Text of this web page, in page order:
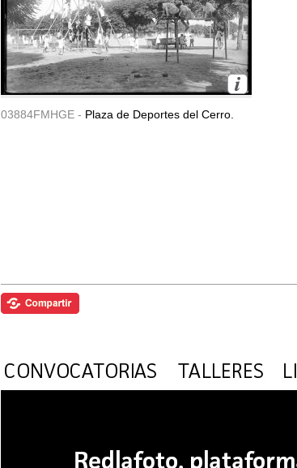
03884FMHGE - Plaza de Deportes del Cerro.